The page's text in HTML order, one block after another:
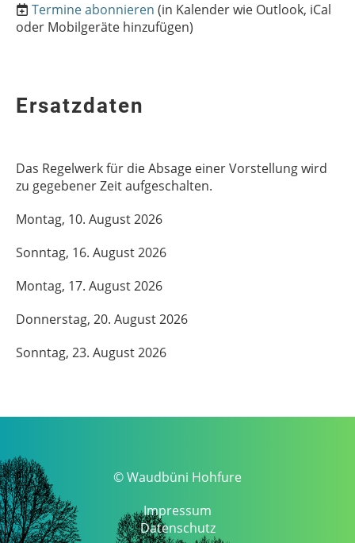
Termine abonnieren (in Kalender wie Outlook, iCal
oder Mobilgeräte hinzufügen)
Ersatzdaten
Das Regelwerk für die Absage einer Vorstellung wird
zu gegebener Zeit aufgeschalten.
Montag, 10. August 2026
Sonntag, 16. August 2026
Montag, 17. August 2026
Donnerstag, 20. August 2026
Sonntag, 23. August 2026
© Waudbüni Hohfure
Impressum
Datenschutz